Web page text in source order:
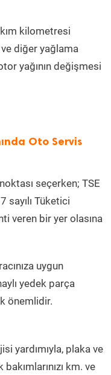
kilometresi
diğer yağlama
yağının değişmesi
Oto Servis
seçerken; TSE
sayılı Tüketici
veren bir yer olasına
uygun
yedek parça
önemlidir.
yardımıyla, plaka ve
km. ve